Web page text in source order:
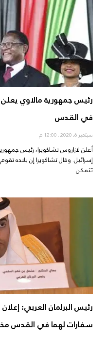
رئيس جمهورية مالاوي يعلن
في القدس
سبتمبر 6, 2020
أعلن لازاروس تشاكويرا، رئيس
إسرائيل. وقال تشاكويرا إن بلاده
تتمكن
رئيس البرلمان العربي:
سفارات لهما في القدس